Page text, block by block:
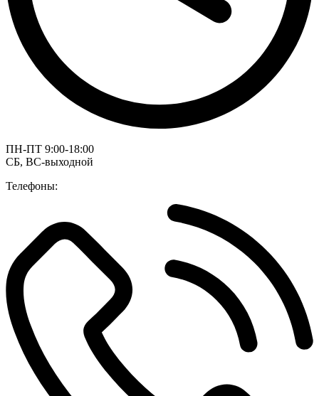
ПН-ПТ 9:00-18:00
СБ, ВС-выходной
Телефоны: